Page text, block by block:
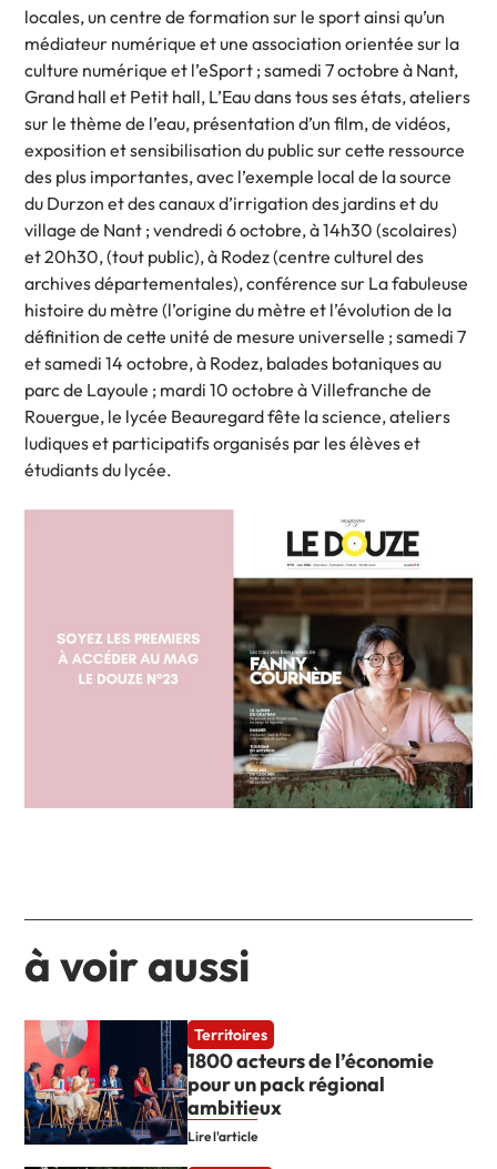
locales, un centre de formation sur le sport ainsi qu’un
médiateur numérique et une association orientée sur la
culture numérique et l’eSport ; samedi 7 octobre à Nant,
Grand hall et Petit hall, L’Eau dans tous ses états, ateliers
sur le thème de l’eau, présentation d’un film, de vidéos,
exposition et sensibilisation du public sur cette ressource
des plus importantes, avec l’exemple local de la source
du Durzon et des canaux d’irrigation des jardins et du
village de Nant ; vendredi 6 octobre, à 14h30 (scolaires)
et 20h30, (tout public), à Rodez (centre culturel des
archives départementales), conférence sur La fabuleuse
histoire du mètre (l’origine du mètre et l’évolution de la
définition de cette unité de mesure universelle ; samedi 7
et samedi 14 octobre, à Rodez, balades botaniques au
parc de Layoule ; mardi 10 octobre à Villefranche de
Rouergue, le lycée Beauregard fête la science, ateliers
ludiques et participatifs organisés par les élèves et
étudiants du lycée.
à voir aussi
Territoires
1800 acteurs de l’économie
pour un pack régional
ambitieux
Lire l'article